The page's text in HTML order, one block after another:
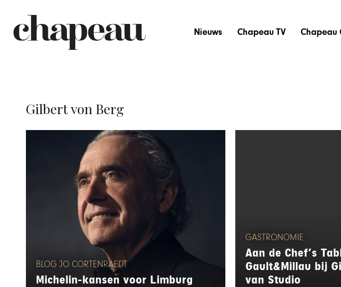
Nieuws Chapeau TV Chapeau
Gilbert von Berg
BLOG JO CORTENRAEDT
Michelin-kansen voor Limburg
GASTRONOMIE
Aan de Chef’s
Gault&Millau bij
van Studio